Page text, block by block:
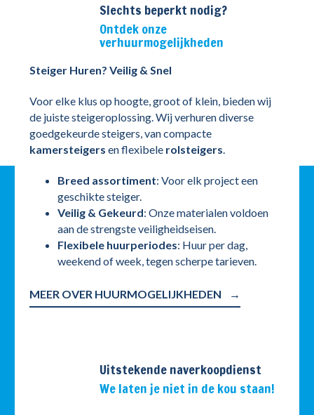
Slechts beperkt nodig?
Ontdek onze
verhuurmogelijkheden
Steiger Huren? Veilig & Snel
Voor elke klus op hoogte, groot of klein, bieden wij
de juiste steigeroplossing. Wij verhuren diverse
goedgekeurde steigers, van compacte
kamersteigers en flexibele rolsteigers.
Breed assortiment: Voor elk project een
geschikte steiger.
Veilig & Gekeurd: Onze materialen voldoen
aan de strengste veiligheidseisen.
Flexibele huurperiodes: Huur per dag,
weekend of week, tegen scherpe tarieven.
MEER OVER HUURMOGELIJKHEDEN
Uitstekende naverkoopdienst
We laten je niet in de kou staan!